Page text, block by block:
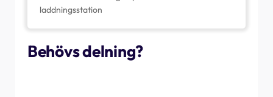
laddningsstation
Behövs delning?